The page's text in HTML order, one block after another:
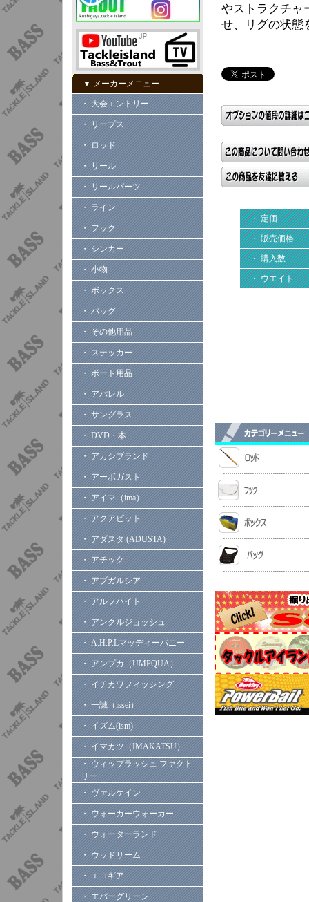
▼ メーカーメニュー
・ 大会エントリー
・ リープス
・ ロッド
・ リール
・ リールパーツ
・ ライン
・ フック
・ シンカー
・ 小物
・ ボックス
・ バッグ
・ その他用品
・ ステッカー
・ ボート用品
・ アパレル
・ サングラス
・ DVD・本
・ アカシブランド
・ アーボガスト
・ アイマ（ima）
・ アクアビット
・ アダスタ (ADUSTA)
・ アチック
・ アブガルシア
・ アルフハイト
・ アンクルジョッシュ
・ A.H.P.Lマッディーバニー
・ アンプカ（UMPQUA）
・ イチカワフィッシング
・ 一誠（issei）
・ イズム(ism)
・ イマカツ（IMAKATSU）
・ ウィップラッシュ ファクト
リー
・ ヴァルケイン
・ ウォーカーウォーカー
・ ウォーターランド
・ ウッドリーム
・ エコギア
・ エバーグリーン
やストラクチャ
せ、リグの状態
・ 定価
・ 販売価格
・ 購入数
・ ウエイト